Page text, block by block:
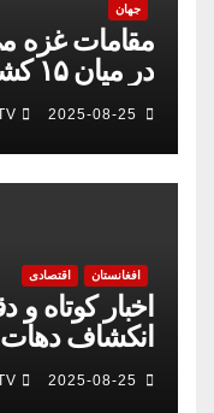
جهان
مقامات غزه
در
بیمارستان
2025-08-25
افغانستان اقتصادی
اخبار کوتاه
انکشاف
2025-08-25